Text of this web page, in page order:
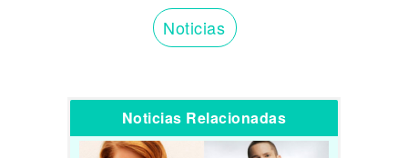
Noticias
Noticias Relacionadas